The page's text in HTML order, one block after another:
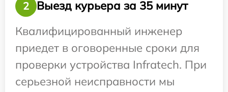
2
Выезд курьера за 35 минут
Квалифицированный инженер
приедет в оговоренные сроки для
проверки устройства Infratech. При
серьезной неисправности мы